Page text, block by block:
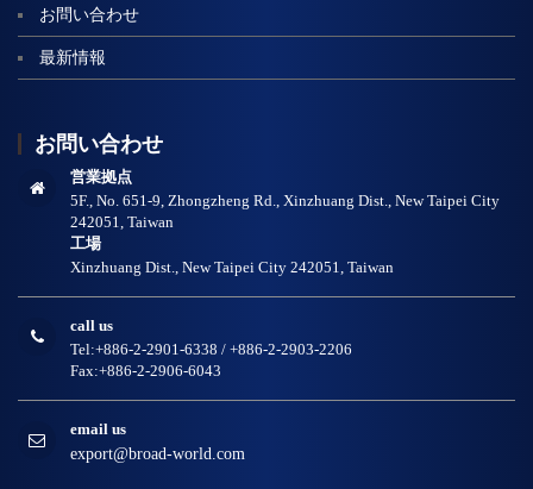
お問い合わせ
最新情報
お問い合わせ
営業拠点
5F., No. 651-9, Zhongzheng Rd., Xinzhuang Dist., New Taipei City
242051, Taiwan
工場
Xinzhuang Dist., New Taipei City 242051, Taiwan
call us
Tel:+886-2-2901-6338 / +886-2-2903-2206
Fax:+886-2-2906-6043
email us
export@broad-world.com